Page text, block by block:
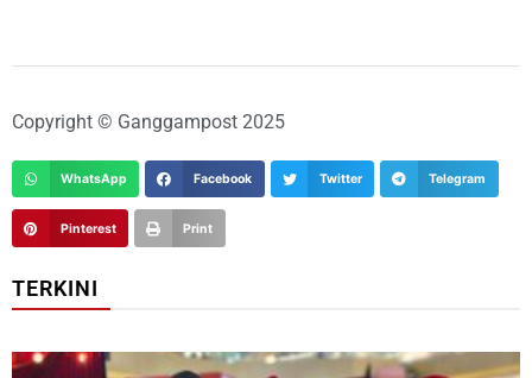
Copyright © Ganggampost 2025
WhatsApp Facebook Twitter Telegram
Pinterest Print
TERKINI